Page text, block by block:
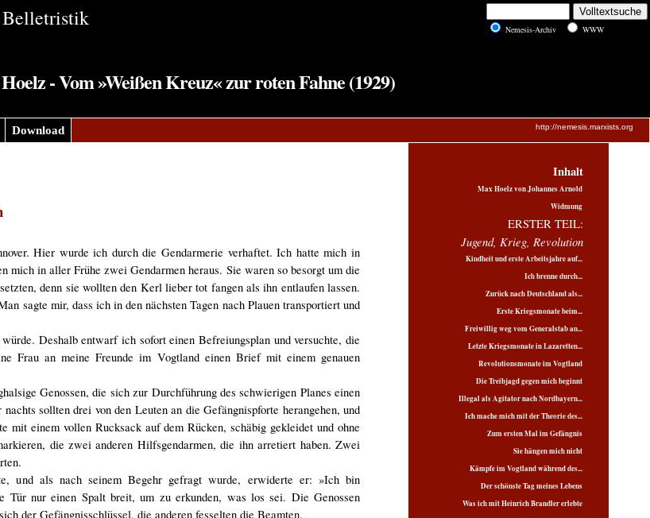
Nemesis-Archiv WWW
Belletristik
- Vom »Weißen Kreuz« zur roten Fahne (1929)
Download http://nemesis.marxists.org
Hier wurde ich durch die Gendarmerie verhaftet. Ich hatte mich in
in aller Frühe zwei Gendarmen heraus. Sie waren so besorgt um die
denn sie wollten den Kerl lieber tot fangen als ihn entlaufen lassen.
sagte mir, dass ich in den nächsten Tagen nach Plauen transportiert und
Deshalb entwarf ich sofort einen Befreiungsplan und versuchte, die
Frau an meine Freunde im Vogtland einen Brief mit einem genauen
Genossen, die sich zur Durchführung des schwierigen Planes einen
sollten drei von den Leuten an die Gefängnispforte herangehen, und
einem vollen Rucksack auf dem Rücken, schäbig gekleidet und ohne
die zwei anderen Hilfsgendarmen, die ihn arretiert haben. Zwei
und als nach seinem Begehr gefragt wurde, erwiderte er: »Ich bin
nur einen Spalt breit, um zu erkunden, was los sei. Die Genossen
der Gefängnisschlüssel, die anderen fesselten die Beamten.
Inhalt
Max Hoelz von Johannes Arnold
Widmung
ERSTER TEIL:
Jugend, Krieg, Revolution
Kindheit und erste Arbeitsjahre auf...
Ich brenne durch...
Zurück nach Deutschland als...
Erste Kriegsmonate beim...
Freiwillig weg vom Generalstab an...
Letzte Kriegsmonate in Lazaretten...
Revolutionsmonate im Vogtland
Die Treibjagd gegen mich beginnt
Illegal als Agitator nach Nordbayern...
Ich mache mich mit der Theorie des...
Zum ersten Mal im Gefängnis
Sie hängen mich nicht
Kämpfe im Vogtland während des...
Der schönste Tag meines Lebens
Was ich mit Heinrich Brandler erlebte